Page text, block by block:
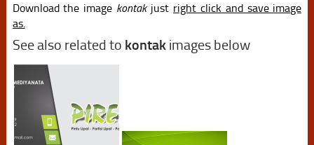
Download the image kontakjust right click and save image
as.
See also related to kontakimages below